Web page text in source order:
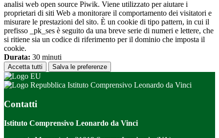
analisi web open source Piwik. Viene utilizzato per aiutare i
proprietari di siti Web a monitorare il comportamento dei visitatori e
misurare le prestazioni del sito. È un cookie di tipo pattern, in cui il
prefisso _pk_ses è seguito da una breve serie di numeri e lettere, che
si ritiene sia un codice di riferimento per il dominio che imposta il
cookie.
Durata: 30 minuti
Accetta tutti Salva le preferenze
Istituto Comprensivo Leonardo da Vinci
Contatti
Istituto Comprensivo Leonardo da Vinci